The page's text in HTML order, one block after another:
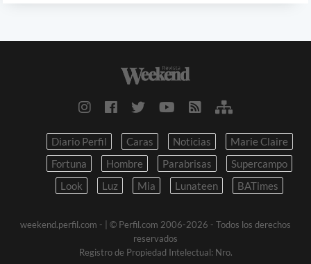
Diario Perfil Caras Noticias
Marie Claire
Fortuna
Hombre Parabrisas
Supercampo
Look
Luz Mia Lunateen BATimes
weekend.perfil.com -
| © Perfil.com 2006-2026 - Todos los derechos
reservados
Registro de Propiedad Intelectual: Nro.